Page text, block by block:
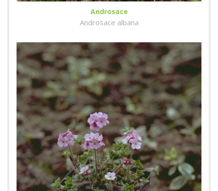
Androsace
Androsace albana